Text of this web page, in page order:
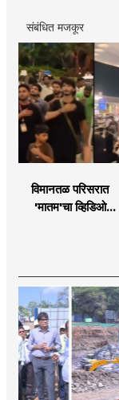
संबंधित मजकूर
विमानतळ परिसरात
'मातम'चा व्हिडिओ